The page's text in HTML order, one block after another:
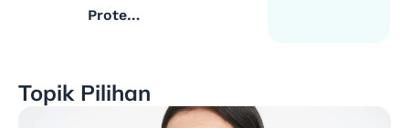
Proteksi
Tepat
Topik Pilihan